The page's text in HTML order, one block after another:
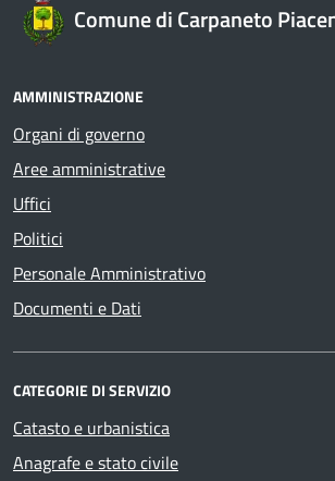
Comune di Carpaneto
AMMINISTRAZIONE
Organi di governo
Aree amministrative
Uffici
Politici
Personale Amministrativo
Documenti e Dati
CATEGORIE DI SERVIZIO
Catasto e urbanistica
Anagrafe e stato civile